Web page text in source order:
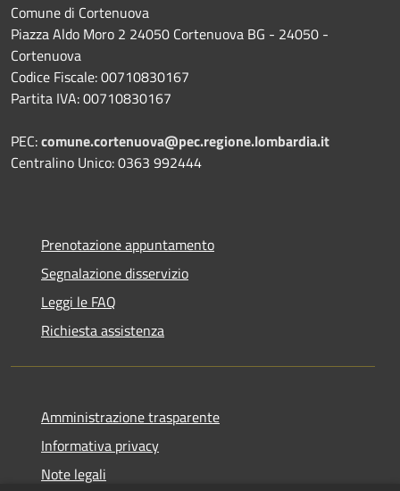
Comune di Cortenuova
Piazza Aldo Moro 2 24050 Cortenuova BG - 24050 -
Cortenuova
Codice Fiscale: 00710830167
Partita IVA: 00710830167
PEC:comune.cortenuova@pec.regione.lombardia.it
Centralino Unico: 0363 992444
Prenotazione appuntamento
Segnalazione disservizio
Leggi le FAQ
Richiesta assistenza
Amministrazione trasparente
Informativa privacy
Note legali